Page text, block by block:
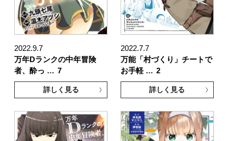
2022.9.7
万年Dランクの中年冒険
者、酔っ … 7
詳しく見る
2022.7.7
万能「村づくり」チートで
お手軽 … 2
詳しく見る